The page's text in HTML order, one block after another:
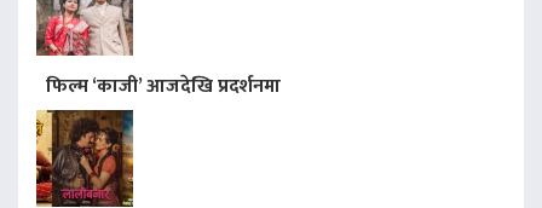
फिल्म ‘काजी’ आजदेखि प्रदर्शनमा